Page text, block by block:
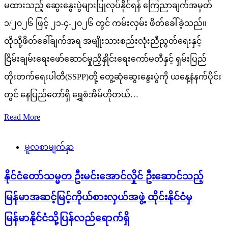
မထားသည့် ဆွေးနွေးပွဲများပြုလုပ်နိုင်ရန် ကြေညာချက်အမှတ်
၁/၂၀၂၆ ဖြင့် ၂၁-၄-၂၀၂၆ တွင် ကမ်းလှမ်း ဖိတ်ခေါ်ခဲ့သည်။
ထိုသို့ဖိတ်ခေါ်ချက်အရ အမျိုးသားစည်းလုံးညီညွတ်ရေးနှင့်
ငြိမ်းချမ်းရေးဖော်ဆောင်မှုညှိနှိုင်းရေးကော်မတီနှင့် ရှမ်းပြည်
တိုးတက်ရေးပါတီ(SSPP)တို့ တွေ့ဆုံဆွေးနွေးပွဲကို ယနေ့နံနက်ပိုင်း
တွင် နေပြည်တော်ရှိ ရွှေစံအိမ်ဟိုတယ်…
Read More
မူလစာမျက်နှာ
နိုင်ငံတော်သမ္မတ ဦးမင်းအောင်လှိုင် ဦးဆောင်သည့်
မြန်မာအဆင့်မြင့်ကိုယ်စားလှယ်အဖွဲ့ ထိုင်းနိုင်ငံမှ
မြန်မာနိုင်ငံသို့ပြန်လည်ရောက်ရှိ